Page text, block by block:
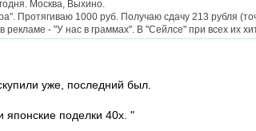
Москва, Выхино.
Протягиваю 1000 руб. Получаю сдачу 213 рубля
рекламе - "У нас в граммах". В "Сейлсе" при всех их
уже, последний был.
японские поделки 40x. "